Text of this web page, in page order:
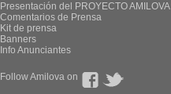
Presentación del PROYECTO AMILOVA
Comentarios de Prensa
Kit de prensa
Banners
Info Anunciantes
Follow Amilova on